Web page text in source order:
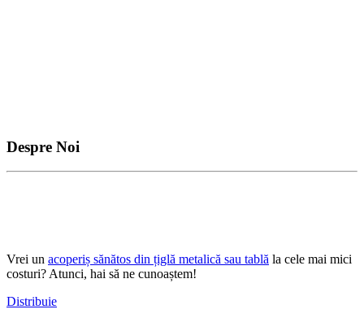
Despre Noi
Vrei un acoperiș sănătos din țiglă metalică sau tablă la cele mai mici
costuri? Atunci, hai să ne cunoaștem!
Distribuie